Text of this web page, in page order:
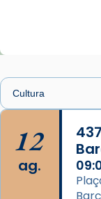
presidit
Santes de
🔗
📸 J. Merino
Photo
View on Facebook ·
12
ag.